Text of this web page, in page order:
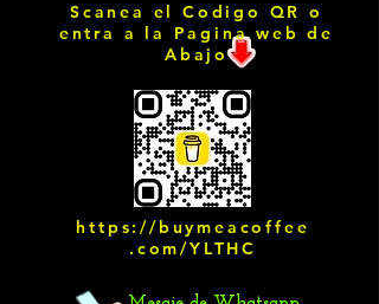
Scanea el Codigo QR o
entra a la Pagina web de
Abajo
https://buymeacoffee
.com/YLTHC